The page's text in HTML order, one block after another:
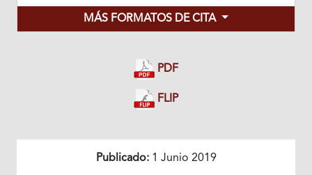
MÁS FORMATOS DE CITA
PDF
FLIP
Publicado:1 Junio 2019